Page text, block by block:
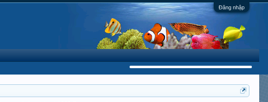
Đăng nhập